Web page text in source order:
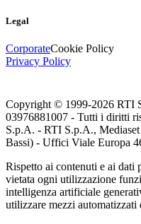
Legal
CorporateCookie Policy
Privacy Policy
Copyright © 1999-2026 RTI
03976881007 - Tutti i diritti
S.p.A. - RTI S.p.A., Mediaset
Bassi) - Uffici Viale Europa
Rispetto ai contenuti e ai dati
vietata ogni utilizzazione
intelligenza artificiale
utilizzare mezzi automatizzati